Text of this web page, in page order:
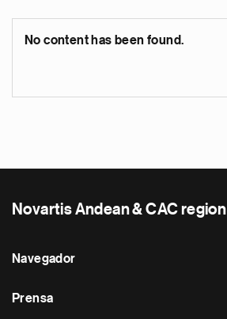
No content has been found.
Novartis Andean & CAC region
Navegador
Prensa